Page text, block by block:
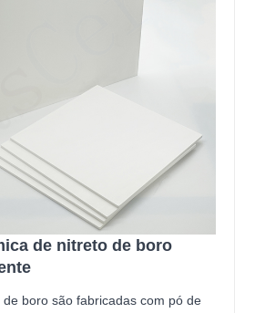
de nitreto de boro
boro são fabricadas com pó de